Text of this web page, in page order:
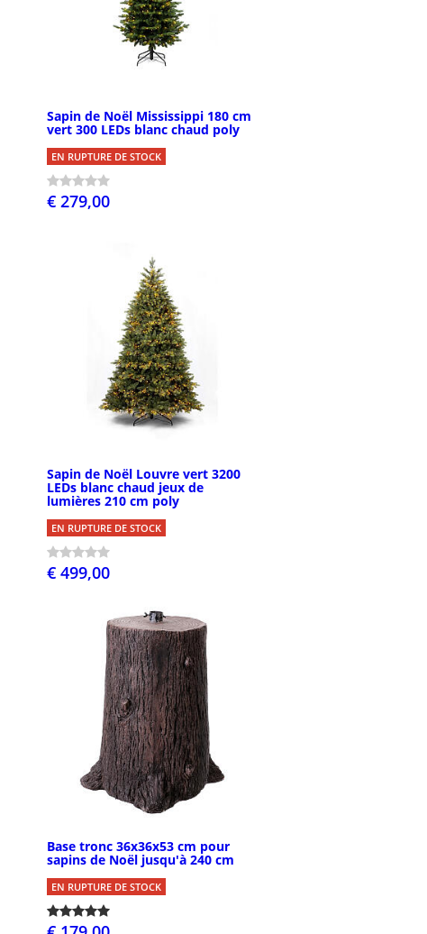
Sapin de Noël Mississippi 180 cm
vert 300 LEDs blanc chaud poly
EN RUPTURE DE STOCK
€ 279,00
Sapin de Noël Louvre vert 3200
LEDs blanc chaud jeux de
lumières 210 cm poly
EN RUPTURE DE STOCK
€ 499,00
Base tronc 36x36x53 cm pour
sapins de Noël jusqu'à 240 cm
EN RUPTURE DE STOCK